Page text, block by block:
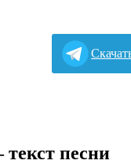
песни